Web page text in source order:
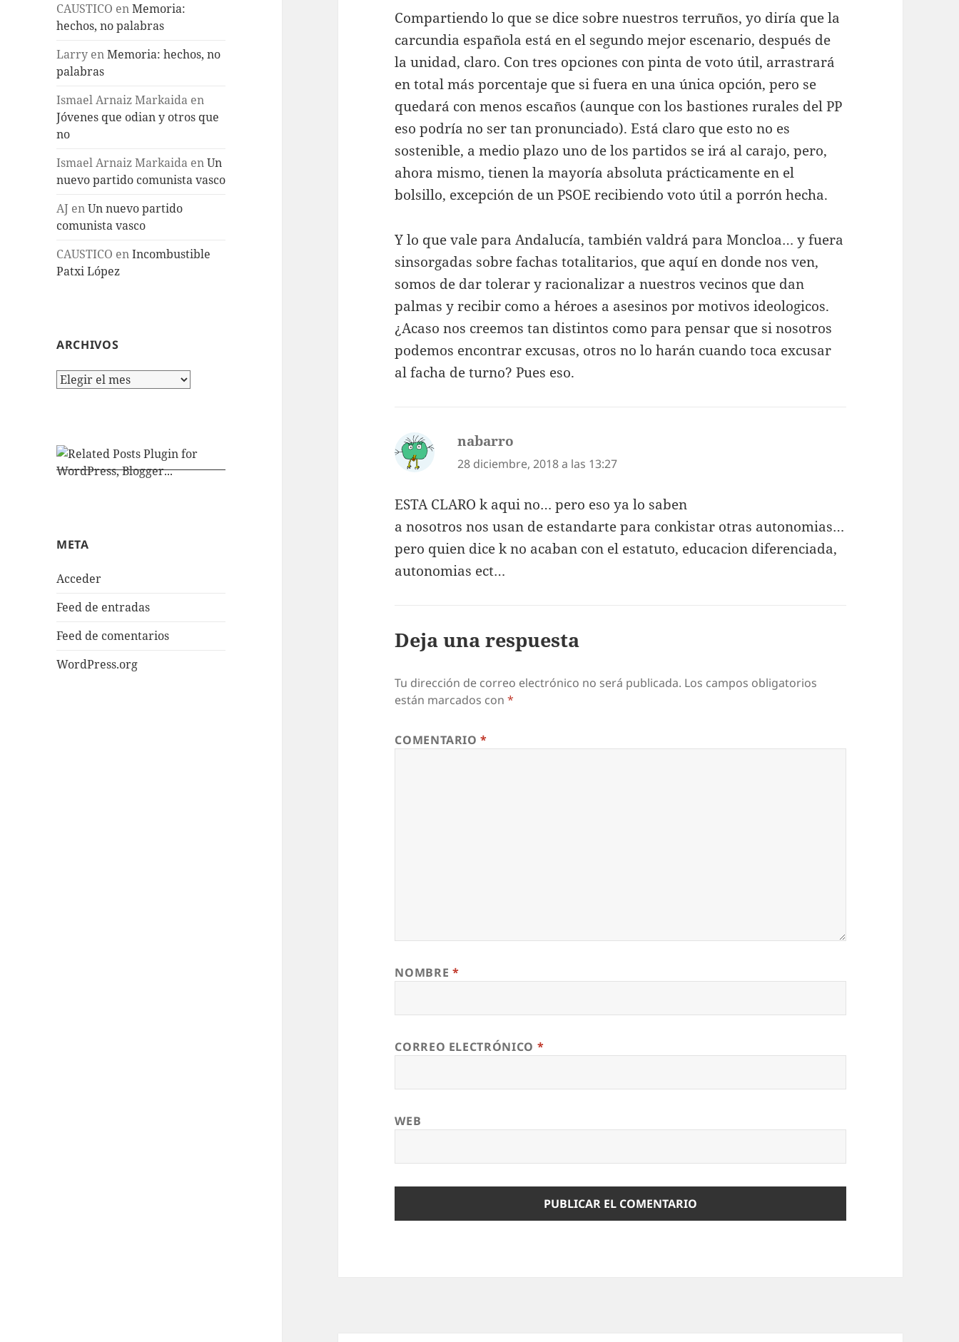
CAUSTICO enMemoria:
hechos, no palabras
Larry enMemoria: hechos, no
palabras
Ismael Arnaiz Markaida en
Jóvenes que odian y otros que
no
Ismael Arnaiz Markaida enUn
nuevo partido comunista vasco
AJ enUn nuevo partido
comunista vasco
CAUSTICO enIncombustible
Patxi López
ARCHIVOS
Archivos
META
Acceder
Feed de entradas
Feed de comentarios
WordPress.org
Compartiendo lo que se dice sobre nuestros terruños, yo diría que la
carcundia española está en el segundo mejor escenario, después de
la unidad, claro. Con tres opciones con pinta de voto útil, arrastrará
en total más porcentaje que si fuera en una única opción, pero se
quedará con menos escaños (aunque con los bastiones rurales del PP
eso podría no ser tan pronunciado). Está claro que esto no es
sostenible, a medio plazo uno de los partidos se irá al carajo, pero,
ahora mismo, tienen la mayoría absoluta prácticamente en el
bolsillo, excepción de un PSOE recibiendo voto útil a porrón hecha.
Y lo que vale para Andalucía, también valdrá para Moncloa… y fuera
sinsorgadas sobre fachas totalitarios, que aquí en donde nos ven,
somos de dar tolerar y racionalizar a nuestros vecinos que dan
palmas y recibir como a héroes a asesinos por motivos ideologicos.
¿Acaso nos creemos tan distintos como para pensar que si nosotros
podemos encontrar excusas, otros no lo harán cuando toca excusar
al facha de turno? Pues eso.
nabarro
28 diciembre, 2018 a las 13:27
ESTA CLARO k aqui no… pero eso ya lo saben
a nosotros nos usan de estandarte para conkistar otras autonomias…
pero quien dice k no acaban con el estatuto, educacion diferenciada,
autonomias ect…
Deja una respuesta
Tu dirección de correo electrónico no será publicada. Los campos obligatorios
están marcados con*
COMENTARIO*
NOMBRE *
CORREO ELECTRÓNICO *
WEB